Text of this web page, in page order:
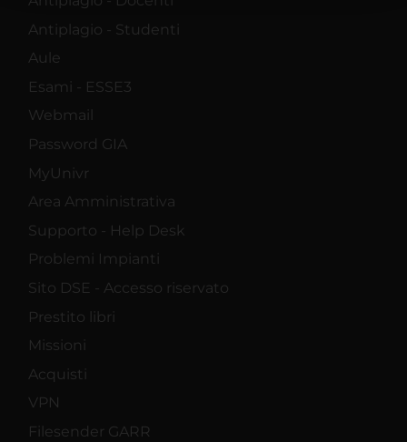
Antiplagio - Studenti
Aule
Esami - ESSE3
Webmail
Password GIA
MyUnivr
Area Amministrativa
Supporto - Help Desk
Problemi Impianti
Sito DSE - Accesso riservato
Prestito libri
Missioni
Acquisti
VPN
Filesender GARR